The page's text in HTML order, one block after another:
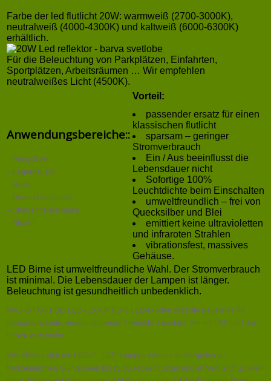
Farbe der led flutlicht 20W: warmweiß (2700-3000K),
neutralweiß (4000-4300K) und kaltweiß (6000-6300K)
erhältlich.
Für die Beleuchtung von Parkplätzen, Einfahrten,
Sportplätzen, Arbeitsräumen … Wir empfehlen
neutralweißes Licht (4500K).
Anwendungsbereiche::
– Parkplätze
– Lagerhäuser
– Hallen
– Produktionsräume
– Straßenbeleuchtung
– Straße
Vorteil:
passender ersatz für einen
klassischen flutlicht
sparsam – geringer
Stromverbrauch
Ein / Aus beeinflusst die
Lebensdauer nicht
Sofortige 100%
Leuchtdichte beim Einschalten
umweltfreundlich – frei von
Quecksilber und Blei
emittiert keine ultravioletten
und infraroten Strahlen
vibrationsfest, massives
Gehäuse.
LED Birne ist umweltfreundliche Wahl. Der Stromverbrauch
ist minimal. Die Lebensdauer der Lampen ist länger.
Beleuchtung ist gesundheitlich unbedenklich.
WAS IST GUT BEI LED-LEUCHTEN? LED-Dioden sind die Bausteine für
energieeffiziente, energiesparende Produkte. Leuchten Sie mit LED und das
Leben wird heller.
Wie effektiv sind die LEDs? LED-Lampen können im Vergleich zu
herkömmlichen Glühlampen bis zu 85 Prozent Strom und im Vergleich zu Mehl